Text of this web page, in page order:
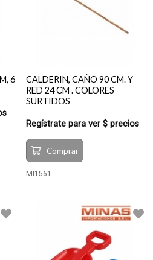
6
CALDERIN, CAÑO 90 CM. Y
RED 24 CM . COLORES
SURTIDOS
Regístrate para ver $ precios
Comprar
MI1561